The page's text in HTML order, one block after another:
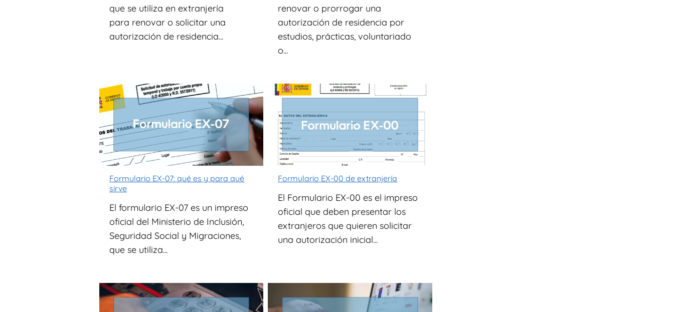
que se utiliza en extranjería
para renovar o solicitar una
autorización de residencia...
renovar o prorrogar una
autorización de residencia por
estudios, prácticas, voluntariado
o...
Formulario EX-07: qué es y para qué
sirve
El formulario EX-07 es un impreso
oficial del Ministerio de Inclusión,
Seguridad Social y Migraciones,
que se utiliza...
Formulario EX-00 de extranjería
El Formulario EX-00 es el impreso
oficial que deben presentar los
extranjeros que quieren solicitar
una autorización inicial...